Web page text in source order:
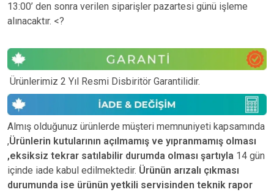
13:00’ den sonra verilen siparişler pazartesi günü işleme
alınacaktır. <?
Ürünlerimiz 2 Yıl Resmi Disbiritör Garantilidir.
Almış olduğunuz ürünlerde müşteri memnuniyeti kapsamında
,Ürünlerin kutularının açılmamış ve yıpranmamış olması
,eksiksiz tekrar satılabilir durumda olması şartıyla 14 gün
içinde iade kabul edilmektedir. Ürünün arızalı çıkması
durumunda ise ürünün yetkili servisinden teknik rapor